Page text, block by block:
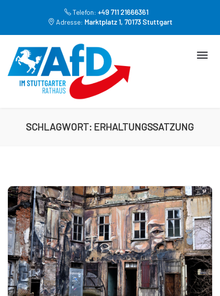
Telefon: +49 711 21666361
Adresse: Marktplatz 1, 70173 Stuttgart
SCHLAGWORT: ERHALTUNGSSATZUNG